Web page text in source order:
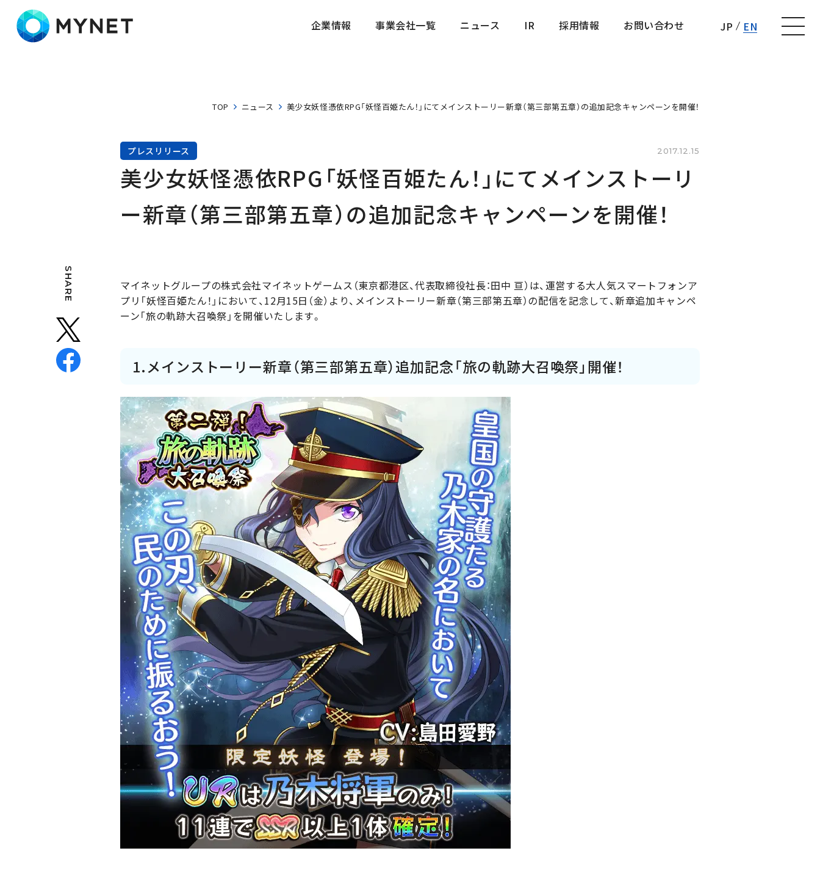
企業情報
事業会社一覧
ニュース
IR
採用情報
お問い合わせ
JP EN
TOP ニュース 美少女妖怪憑依RPG「妖怪百姫たん！」にてメインストーリー新章（第三部第五章）の追加記念キャンペーンを開催！
プレスリリース 2017.12.15
美少女妖怪憑依RPG「妖怪百姫たん！」にてメインストーリ
ー新章（第三部第五章）の追加記念キャンペーンを開催！
SHARE
マイネットグループの株式会社マイネットゲームス（東京都港区、代表取締役社長：田中 亘）は、運営する大人気スマートフォンア
プリ「妖怪百姫たん！」において、12月15日（金）より、メインストーリー新章（第三部第五章）の配信を記念して、新章追加キャンペ
ーン「旅の軌跡大召喚祭」を開催いたします。
1.メインストーリー新章（第三部第五章）追加記念「旅の軌跡大召喚祭」開催！